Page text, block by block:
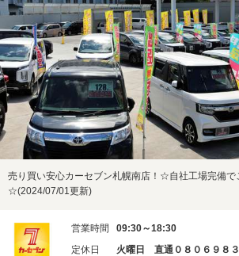
売り買い安心カーセブン札幌南店！☆自社工場完備で
☆(2024/07/01更新)
営業時間
09:30～18:30
定休日
火曜日 直通０８０６９８